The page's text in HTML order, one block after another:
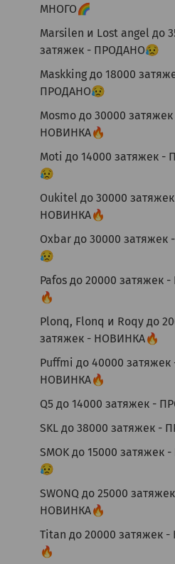
МНОГО🌈
Marsilen и Lost angel до
затяжек - ПРОДАНО😥
Maskking до 18000
ПРОДАНО😥
Mosmo до 30000
НОВИНКА🔥
Moti до 14000 затяжек -
😥
Oukitel до 30000
НОВИНКА🔥
Oxbar до 30000
😥
Pafos до 20000 затяжек
🔥
Plonq, Flonq и Roqy до
затяжек - НОВИНКА🔥
Puffmi до 40000 затяжек
НОВИНКА🔥
Q5 до 14000 затяжек -
SKL до 38000 затяжек -
SMOK до 15000 затяжек
😥
SWONQ до 25000
НОВИНКА🔥
Titan до 20000 затяжек
🔥